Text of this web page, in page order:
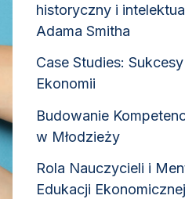
historyczny i
Adama Smitha
Case Studies:
Ekonomii
Budowanie
w Młodzieży
Rola Nauczycieli i
Edukacji Ekonomicznej